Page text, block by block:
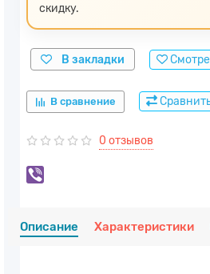
скидку.
В закладки
В сравнение
0 отзывов
Описание Характеристики